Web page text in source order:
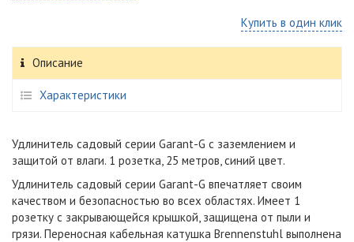
Купить в один клик
Описание
Характеристики
Удлинитель садовый серии Garant-G с заземлением и
защитой от влаги. 1 розетка, 25 метров, синий цвет.
Удлинитель садовый серии Garant-G впечатляет своим
качеством и безопасностью во всех областях. Имеет 1
розетку с закрывающейся крышкой, защищена от пыли и
грязи. Переносная кабельная катушка Brennenstuhl выполнена